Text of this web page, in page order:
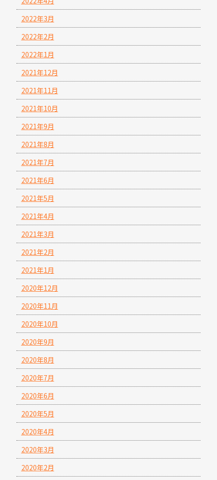
2022年3月
2022年2月
2022年1月
2021年12月
2021年11月
2021年10月
2021年9月
2021年8月
2021年7月
2021年6月
2021年5月
2021年4月
2021年3月
2021年2月
2021年1月
2020年12月
2020年11月
2020年10月
2020年9月
2020年8月
2020年7月
2020年6月
2020年5月
2020年4月
2020年3月
2020年2月